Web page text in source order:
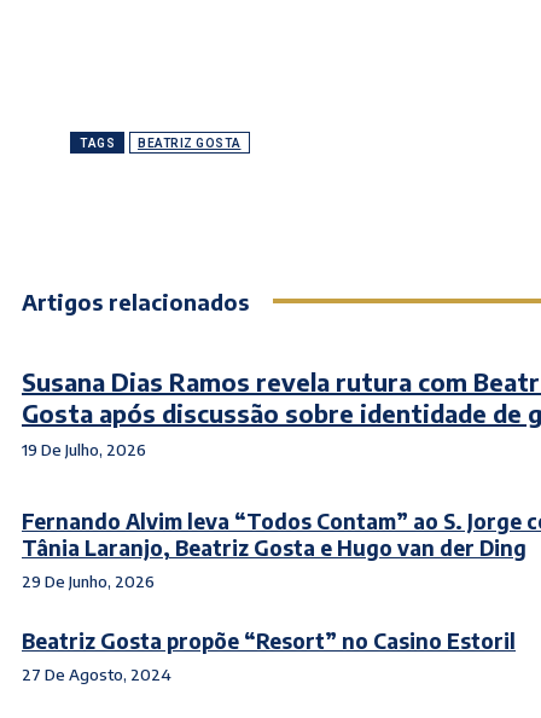
TAGS BEATRIZ GOSTA
Artigos relacionados
Susana Dias Ramos revela rutura com
Gosta após discussão sobre identidade de
19 De Julho, 2026
Fernando Alvim leva “Todos Contam” ao S. Jorge
Tânia Laranjo, Beatriz Gosta e Hugo van der Ding
29 De Junho, 2026
Beatriz Gosta propõe “Resort” no Casino Estoril
27 De Agosto, 2024